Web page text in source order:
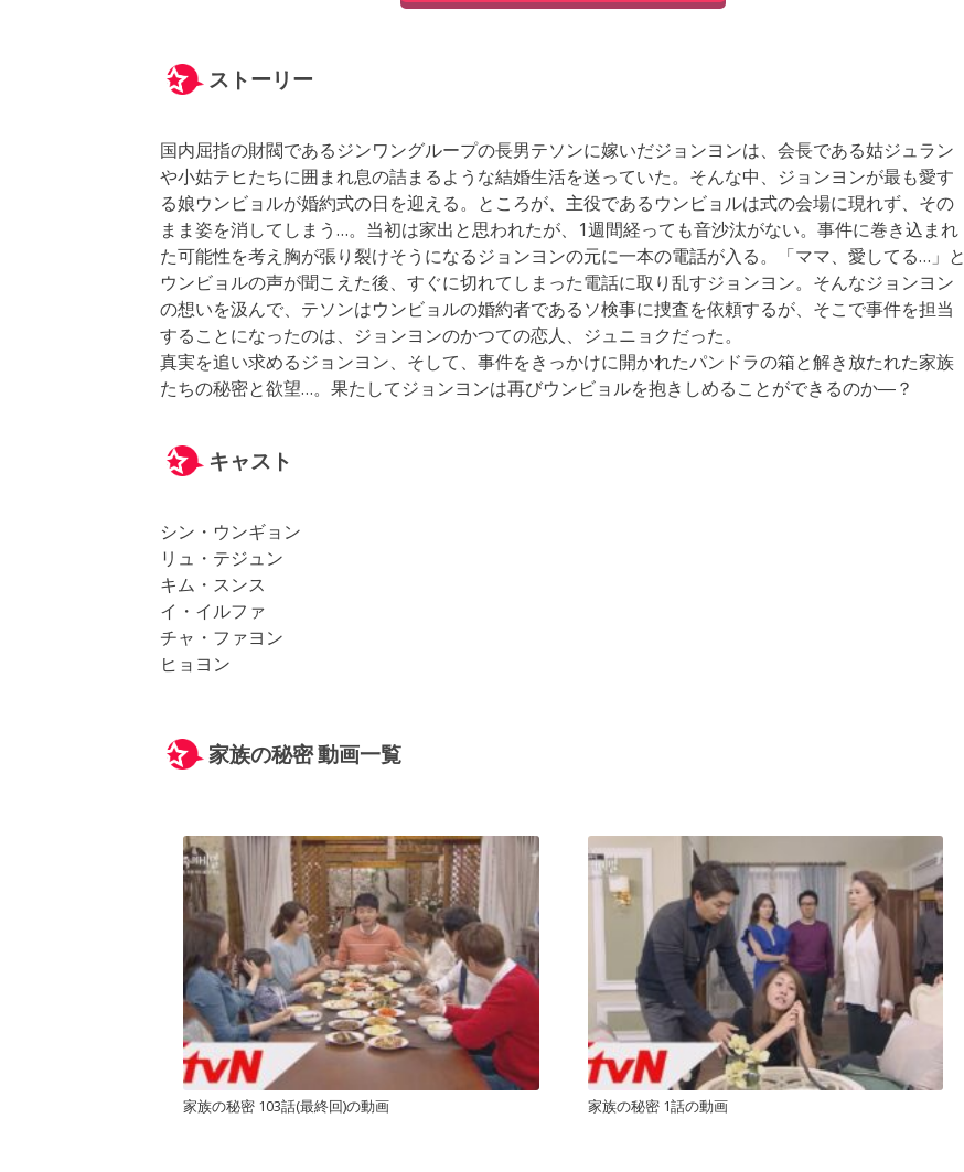
ストーリー
国内屈指の財閥であるジンワングループの長男テソンに嫁いだジョンヨンは、会長である姑ジュラン
や小姑テヒたちに囲まれ息の詰まるような結婚生活を送っていた。そんな中、ジョンヨンが最も愛す
る娘ウンビョルが婚約式の日を迎える。ところが、主役であるウンビョルは式の会場に現れず、その
まま姿を消してしまう…。当初は家出と思われたが、1週間経っても音沙汰がない。事件に巻き込まれ
た可能性を考え胸が張り裂けそうになるジョンヨンの元に一本の電話が入る。「ママ、愛してる…」と
ウンビョルの声が聞こえた後、すぐに切れてしまった電話に取り乱すジョンヨン。そんなジョンヨン
の想いを汲んで、テソンはウンビョルの婚約者であるソ検事に捜査を依頼するが、そこで事件を担当
することになったのは、ジョンヨンのかつての恋人、ジュニョクだった。
真実を追い求めるジョンヨン、そして、事件をきっかけに開かれたパンドラの箱と解き放たれた家族
たちの秘密と欲望…。果たしてジョンヨンは再びウンビョルを抱きしめることができるのか―？
キャスト
シン・ウンギョン
リュ・テジュン
キム・スンス
イ・イルファ
チャ・ファヨン
ヒョヨン
家族の秘密 動画一覧
家族の秘密 103話(最終回)の動画 家族の秘密 1話の動画